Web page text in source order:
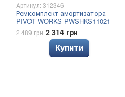
Артикул: 312346
Ремкомплект амортизатора
PIVOT WORKS PWSHKS11021
2 489 грн 2 314 грн
Купити